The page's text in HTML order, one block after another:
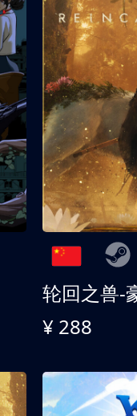
轮回之兽-
¥ 288